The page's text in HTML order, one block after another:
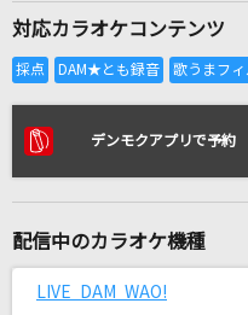
リアルタイム
ようこそジャパリパー
炎の転校生
関俊彦
対応カラオケコンテンツ
デンモクアプリで予約
配信中のカラオケ機種
LIVE DAM WAO!